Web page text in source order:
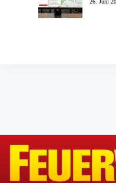
26. Juni